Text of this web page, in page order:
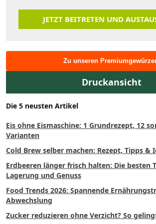
JETZT BEITRETEN UND
Zu unseren
Druckansicht
Die 5 neusten Artikel
Eis ohne Eismaschine: 1 Grundrezept, 12
Varianten
Cold Brew selber machen: Rezept, Tipps &
Erdbeeren länger frisch halten: Die besten
Lagerung und Genuss
Food Trends 2026: Spannende
Abwechslung
Zucker reduzieren ohne Verzicht? So